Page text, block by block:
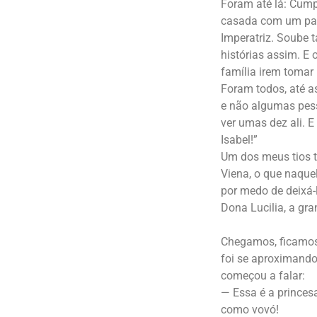
Foram até lá:
casada com um
Imperatriz. Soube
histórias assim. E
família irem tomar
Foram todos, até
e não algumas
ver umas dez ali.
Isabel!”
Um dos meus tios
Viena, o que
por medo de
Dona Lucilia, a
Chegamos,
foi se
começou a falar:
— Essa é a
como vovó!